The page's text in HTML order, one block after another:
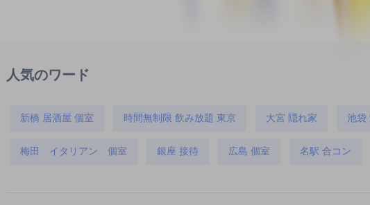
人気のワード
新橋 居酒屋 個室 時間無制限 飲み放題 東京 大宮 隠れ家 池袋
梅田 イタリアン 個室 銀座 接待 広島 個室 名駅 合コン